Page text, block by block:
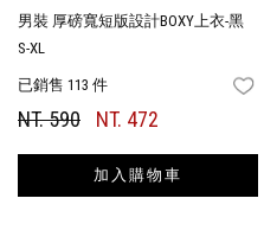
男裝 厚磅寬短版設計BOXY上衣-黑
S-XL
已銷售 113 件
NT. 590 NT. 472
加入購物車